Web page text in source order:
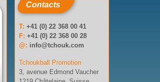
Contacts
T: +41 (0) 22 368 00 41
F: +41 (0) 22 368 00 28
@: info@tchouk.com
Tchoukball Promotion
3, avenue Edmond Vaucher